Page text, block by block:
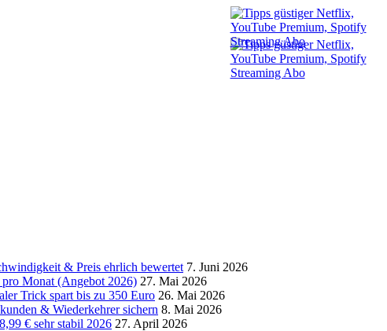
& Preis ehrlich bewertet 7. Juni 2026
Monat (Angebot 2026) 27. Mai 2026
Trick spart bis zu 350 Euro 26. Mai 2026
& Wiederkehrer sichern 8. Mai 2026
€ sehr stabil 2026 27. April 2026